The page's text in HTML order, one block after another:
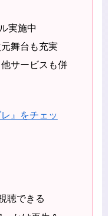
実施中
舞台も充実
サービスも併
』をチェッ
聴できる